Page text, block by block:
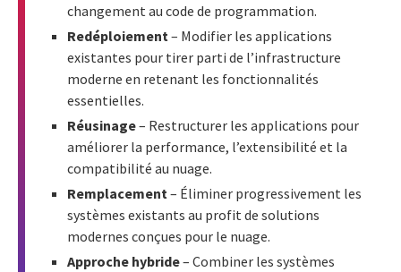
changement au code de programmation.
Redéploiement – Modifier les applications
existantes pour tirer parti de l’infrastructure
moderne en retenant les fonctionnalités
essentielles.
Réusinage– Restructurer les applications pour
améliorer la performance, l’extensibilité et la
compatibilité au nuage.
Remplacement – Éliminer progressivement les
systèmes existants au profit de solutions
modernes conçues pour le nuage.
Approche hybride– Combiner les systèmes